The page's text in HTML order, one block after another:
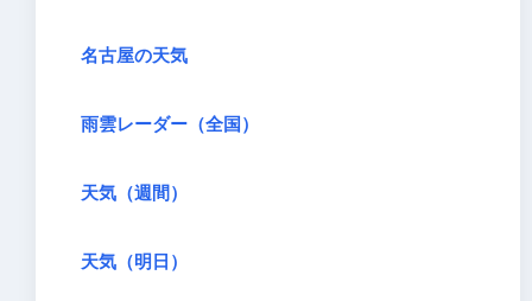
名古屋の天気
雨雲レーダー（全国）
天気（週間）
天気（明日）